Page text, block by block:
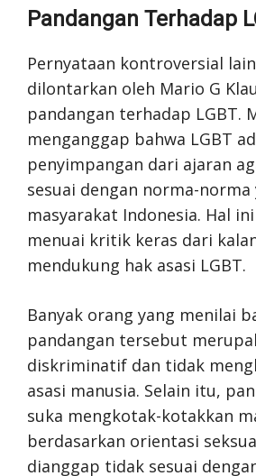
Pandangan Terhadap
Pernyataan kontroversial
dilontarkan oleh Mario G
pandangan terhadap LGBT.
menganggap bahwa LGBT
penyimpangan dari ajaran
sesuai dengan norma-
masyarakat Indonesia. Hal
menuai kritik keras dari
mendukung hak asasi LGBT.
Banyak orang yang menilai
pandangan tersebut
diskriminatif dan tidak
asasi manusia. Selain itu,
suka mengkotak-kotakkan
berdasarkan orientasi
dianggap tidak sesuai